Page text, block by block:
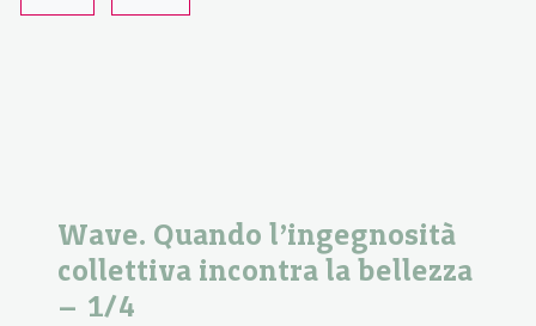
Wave. Quando l’ingegnosità
collettiva incontra la bellezza
– 1/4